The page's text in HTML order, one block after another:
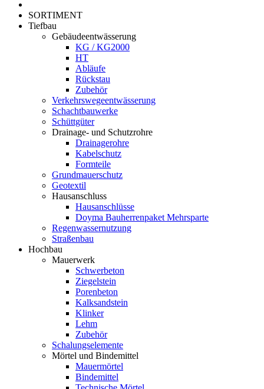
SORTIMENT
Tiefbau
Gebäudeentwässerung
KG / KG2000
HT
Abläufe
Rückstau
Zubehör
Verkehrswegeentwässerung
Schachtbauwerke
Schüttgüter
Drainage- und Schutzrohre
Drainagerohre
Kabelschutz
Formteile
Grundmauerschutz
Geotextil
Hausanschluss
Hausanschlüsse
Doyma Bauherrenpaket Mehrsparte
Regenwassernutzung
Straßenbau
Hochbau
Mauerwerk
Schwerbeton
Ziegelstein
Porenbeton
Kalksandstein
Klinker
Lehm
Zubehör
Schalungselemente
Mörtel und Bindemittel
Mauermörtel
Bindemittel